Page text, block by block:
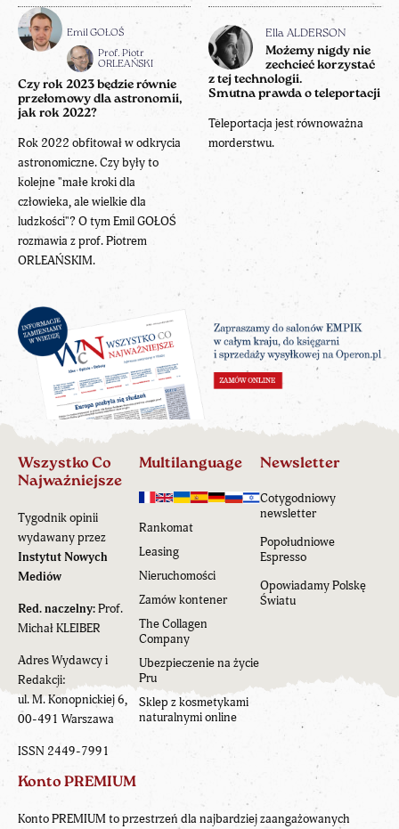
Emil GOŁOŚ
Prof. Piotr
ORLEAŃSKI
Czy rok 2023 będzie równie
przełomowy dla astronomii,
jak rok 2022?
Rok 2022 obfitował w odkrycia
astronomiczne. Czy były to
kolejne "małe kroki dla
człowieka, ale wielkie dla
ludzkości"? O tym Emil GOŁOŚ
rozmawia z prof. Piotrem
ORLEAŃSKIM.
Ella ALDERSON
Możemy nigdy nie
zechcieć korzystać
z tej technologii.
Smutna prawda o teleportacji
Teleportacja jest równoważna
morderstwu.
Wszystko Co
Najważniejsze
Tygodnik opinii
wydawany przez
Instytut Nowych
Mediów
Red. naczelny:Prof.
Michał KLEIBER
Adres Wydawcy i
Redakcji:
ul. M. Konopnickiej 6,
00-491 Warszawa
ISSN 2449-7991
Multilanguage
Rankomat
Leasing
Nieruchomości
Zamów kontener
The Collagen
Company
Ubezpieczenie na życie
Pru
Sklep z kosmetykami
naturalnymi online
Newsletter
Cotygodniowy
newsletter
Popołudniowe
Espresso
Opowiadamy Polskę
Światu
Konto PREMIUM
Konto PREMIUM to przestrzeń dla najbardziej zaangażowanych